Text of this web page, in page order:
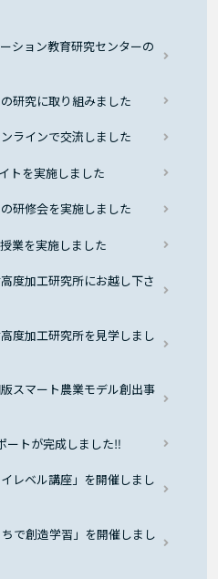
ション教育研究センターの
研究に取り組みました
ラインで交流しました
トを実施しました
研修会を実施しました
業を実施しました
度加工研究所にお越し下さ
度加工研究所を見学しまし
スマート農業モデル創出事
ートが完成しました‼
レベル講座」を開催しまし
で創造学習」を開催しまし